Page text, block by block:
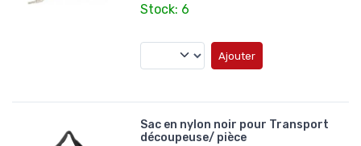
Stock: 6
Ajouter
Sac en nylon noir pour Transport
découpeuse/ pièce